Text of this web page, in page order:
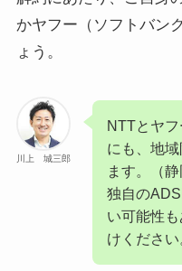
かヤフー（ソフトバン
ょう。
川上 城三郎
NTTとヤ
にも、地
ます。（
独自の
い可能性
けください